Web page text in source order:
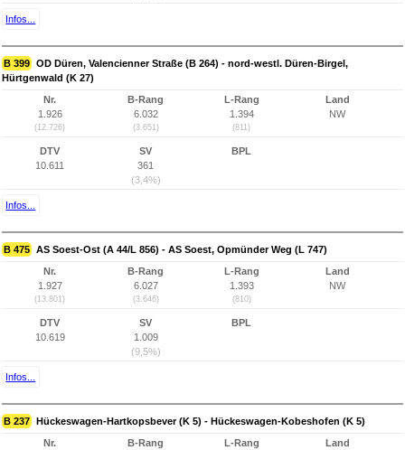
Infos...
B 399 OD Düren, Valencienner Straße (B 264) - nord-westl. Düren-Birgel,
Hürtgenwald (K 27)
Nr.
1.926
(12.726)
B-Rang
6.032
(3.651)
L-Rang
1.394
(811)
Land
NW
DTV
10.611
SV
361
(3,4%)
BPL
Infos...
B 475 AS Soest-Ost (A 44/L 856) - AS Soest, Opmünder Weg (L 747)
Nr.
1.927
(13.801)
B-Rang
6.027
(3.646)
L-Rang
1.393
(810)
Land
NW
DTV
10.619
SV
1.009
(9,5%)
BPL
Infos...
B 237 Hückeswagen-Hartkopsbever (K 5) - Hückeswagen-Kobeshofen (K 5)
Nr.
B-Rang
L-Rang
Land